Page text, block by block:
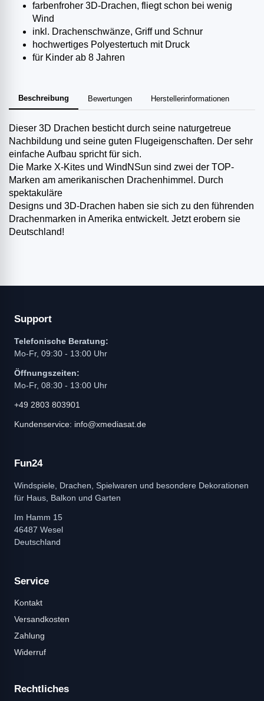
farbenfroher 3D-Drachen, fliegt schon bei wenig
Wind
inkl. Drachenschwänze, Griff und Schnur
hochwertiges Polyestertuch mit Druck
für Kinder ab 8 Jahren
Beschreibung Bewertungen Herstellerinformationen
Dieser 3D Drachen besticht durch seine naturgetreue
Nachbildung und seine guten Flugeigenschaften. Der sehr
einfache Aufbau spricht für sich.
Die Marke X-Kites und WindNSun sind zwei der TOP-
Marken am amerikanischen Drachenhimmel. Durch
spektakuläre
Designs und 3D-Drachen haben sie sich zu den führenden
Drachenmarken in Amerika entwickelt. Jetzt erobern sie
Deutschland!
Support
Telefonische Beratung:
Mo-Fr, 09:30 - 13:00 Uhr
Öffnungszeiten:
Mo-Fr, 08:30 - 13:00 Uhr
+49 2803 803901
Kundenservice: info@xmediasat.de
Fun24
Windspiele, Drachen, Spielwaren und besondere Dekorationen
für Haus, Balkon und Garten
Im Hamm 15
46487 Wesel
Deutschland
Service
Kontakt
Versandkosten
Zahlung
Widerruf
Rechtliches